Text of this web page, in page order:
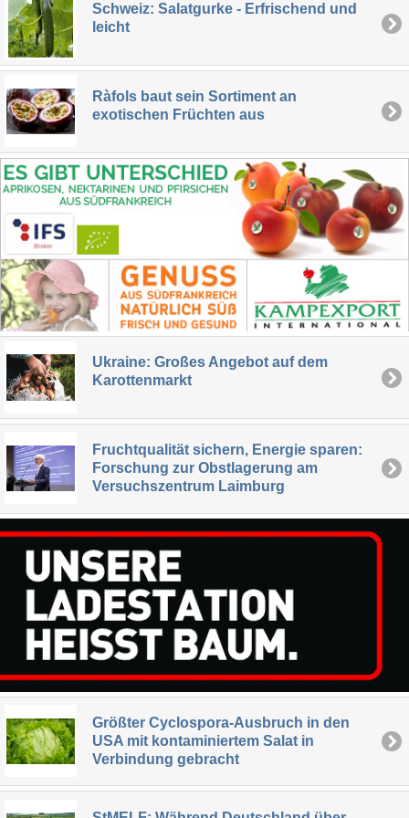
Schweiz: Salatgurke - Erfrischend und
leicht
Ràfols baut sein Sortiment an
exotischen Früchten aus
Ukraine: Großes Angebot auf dem
Karottenmarkt
Fruchtqualität sichern, Energie sparen:
Forschung zur Obstlagerung am
Versuchszentrum Laimburg
Größter Cyclospora-Ausbruch in den
USA mit kontaminiertem Salat in
Verbindung gebracht